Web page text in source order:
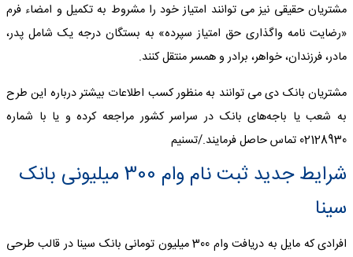
مشتریان حقیقی نیز می توانند امتیاز خود را مشروط به تکمیل و امضاء فرم
«رضایت نامه واگذاری حق امتیاز سپرده» به بستگان درجه یک شامل پدر،
مادر، فرزندان، خواهر، برادر و همسر منتقل کنند.
مشتریان بانک دی می توانند به منظور کسب اطلاعات بیشتر درباره این طرح
به شعب یا باجه‌های بانک در سراسر کشور مراجعه کرده و یا با شماره
02128930 تماس حاصل فرمایند./تسنیم
شرایط جدید ثبت نام وام 300 میلیونی بانک
سینا
افرادی که مایل به دریافت وام 300 میلیون تومانی بانک سینا در قالب طرحی